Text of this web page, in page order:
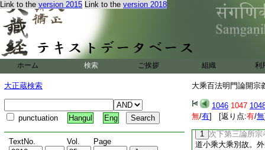
Link to the version 2015 Link to the version 2018
ホーム 検索 ご挨拶 組織 利
大正蔵検索
punctuation Hangul Eng
TextNo. Vol. Page
大乘百法明門論開宗
1046 1047
無/有] [返り点:有/無
號世親。即佛所記
主也。本習小乘遍
乘。無著愍之託疾
改軌弘揚造論五百
縁者。大唐貞觀
9
藏。玄文名立業成
之禮。乃詔令其翻
別傳。此論即我三
京大慈恩寺譯。總
1 次下第三論所
道小乘大乘別故。